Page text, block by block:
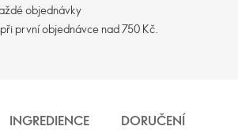
objednávky
první objednávce nad 750 Kč.
INGREDIENCE DORUČENÍ